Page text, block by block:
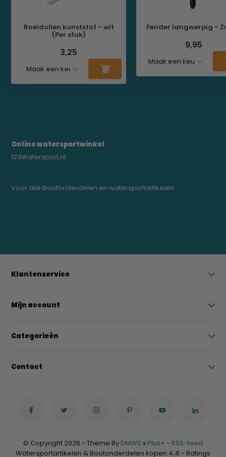
Roeidollen kunststof - wit
(Per stuk)
3,25
Fender langwerpig -
9,95
Online watersportwinkel
123Watersport.nl
Voor alle bootonderdelen en watersportartikelen
Klantenservice
Mijn account
Categorieën
Contact
© Copyright 2026 - Theme By DMWS x Plus+ - RSS-feed
Watersportartikelen & Bootonderdelen kopen 4,8 - Ratings